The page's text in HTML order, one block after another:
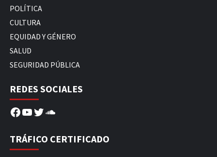
POLÍTICA
CULTURA
EQUIDAD Y GÉNERO
SALUD
SEGURIDAD PÚBLICA
REDES SOCIALES
Facebook
YouTube
Twitter
SoundCloud
TRÁFICO CERTIFICADO